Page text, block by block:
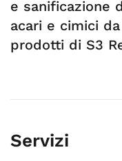
e sanificazione
acari e cimici
prodotti di S3
Servizi